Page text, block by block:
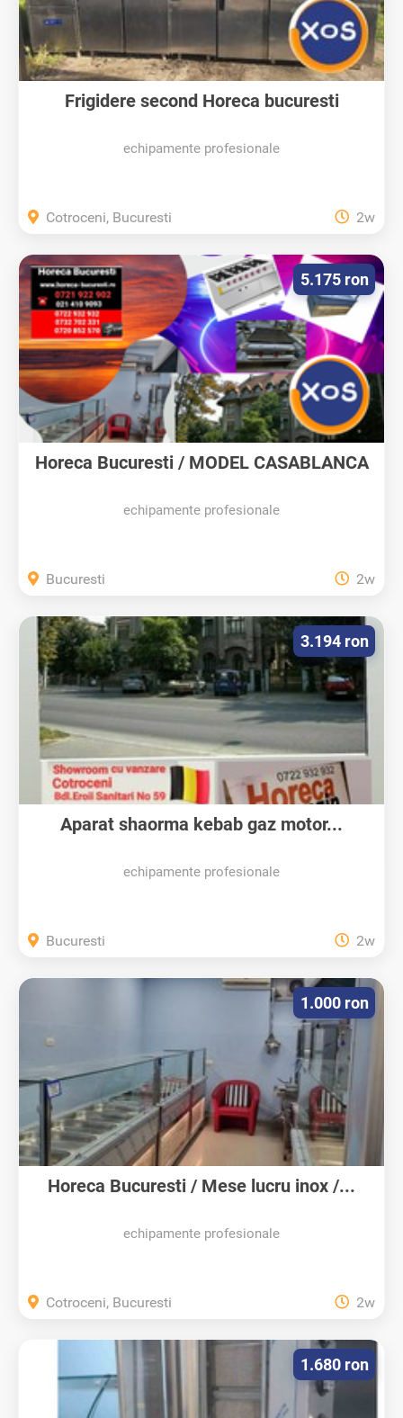
Frigidere second Horeca bucuresti
echipamente profesionale
Cotroceni, Bucuresti 2w
Horeca Bucuresti / MODEL CASABLANCA
echipamente profesionale
5.175 ron
Bucuresti 2w
Aparat shaorma kebab gaz motor...
echipamente profesionale
3.194 ron
Bucuresti 2w
Horeca Bucuresti / Mese lucru inox /...
echipamente profesionale
1.000 ron
Cotroceni, Bucuresti 2w
1.680 ron